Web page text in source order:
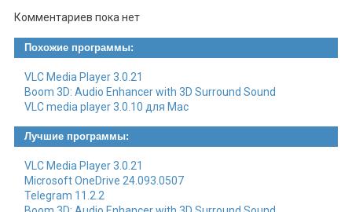
воспроизведения.
различными устройствами, включая Sony PlayStation,
Xbox, Samsung Smart TV, LG Smart TV, Android и другие.
Кроссплатформенность:
использования UMS на операционных системах
Windows, macOS и Linux.
настройки качества потока, скорости передачи данных
и других параметров для оптимального использования
сетевых ресурсов.
Комментариев пока нет
Похожие программы:
VLC Media Player 3.0.21
Boom 3D: Audio Enhancer with 3D Surround Sound
VLC media player 3.0.10 для Mac
Лучшие программы:
VLC Media Player 3.0.21
Microsoft OneDrive 24.093.0507
Telegram 11.2.2